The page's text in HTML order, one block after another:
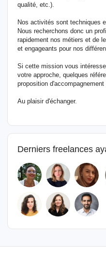
qualité, etc.).
Nos activités sont techniques
Nous recherchons donc un
rapidement nos métiers et de
et engageants pour nos
Si cette mission vous
votre approche, quelques
proposition
Au plaisir d'échanger.
Derniers freelances